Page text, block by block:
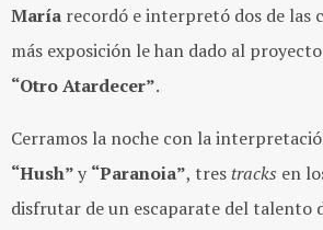
María recordó e interpretó dos de las
más exposición le han dado al
“Otro Atardecer”.
Cerramos la noche con la
“Hush”y “Paranoia”, tres tracks en
disfrutar de un escaparate del talento